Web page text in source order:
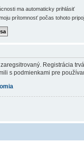
ma automaticky prihlásiť
prítomnosť počas tohoto
Registrácia
s podmienkami pre